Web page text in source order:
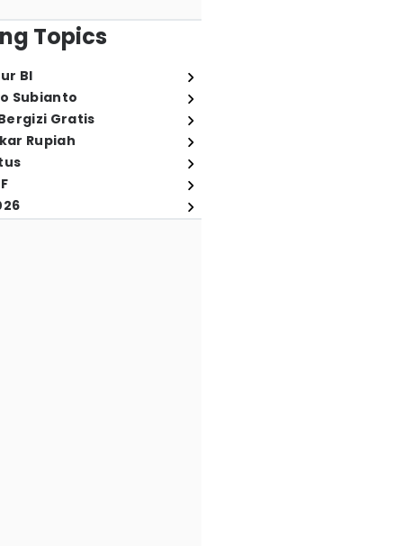
Topics
BI
Subianto
Gratis
Rupiah